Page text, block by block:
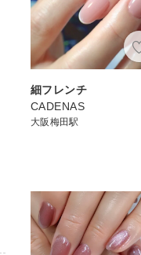
細フレンチ
CADENAS
大阪梅田駅